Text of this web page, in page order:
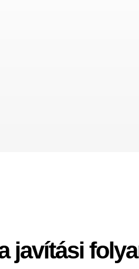
javítási